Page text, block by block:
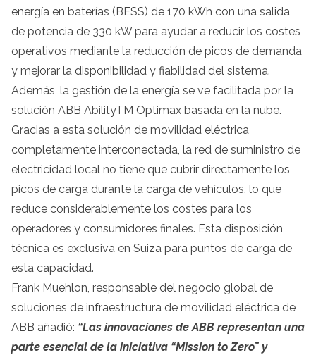
energía en baterías (BESS) de 170 kWh con una salida
de potencia de 330 kW para ayudar a reducir los costes
operativos mediante la reducción de picos de demanda
y mejorar la disponibilidad y fiabilidad del sistema.
Además, la gestión de la energía se ve facilitada por la
solución ABB AbilityTM Optimax basada en la nube.
Gracias a esta solución de movilidad eléctrica
completamente interconectada, la red de suministro de
electricidad local no tiene que cubrir directamente los
picos de carga durante la carga de vehículos, lo que
reduce considerablemente los costes para los
operadores y consumidores finales. Esta disposición
técnica es exclusiva en Suiza para puntos de carga de
esta capacidad.
Frank Muehlon, responsable del negocio global de
soluciones de infraestructura de movilidad eléctrica de
ABB añadió: “Las innovaciones de ABB representan una
parte esencial de la iniciativa “Mission to Zero” y